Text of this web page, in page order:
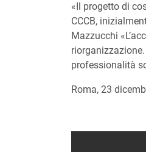
«Il progetto di
CCCB,
Mazzucchi
professionalità
Roma, 23